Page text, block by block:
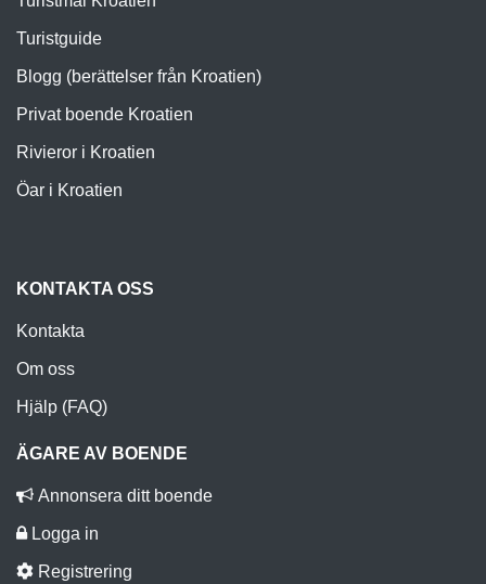
Turistguide
Blogg (berättelser från Kroatien)
Privat boende Kroatien
Rivieror i Kroatien
Öar i Kroatien
KONTAKTA OSS
Kontakta
Om oss
Hjälp (FAQ)
ÄGARE AV BOENDE
Annonsera ditt boende
Logga in
Registrering